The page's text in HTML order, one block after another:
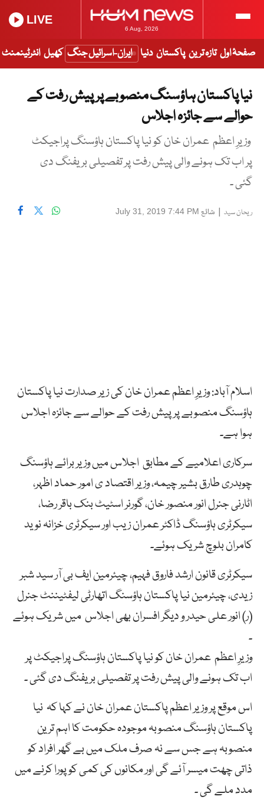
6 Aug, 2026
LIVE
صفحۂ اول تازہ ترین پاکستان دنیا ایران-اسرائیل جنگ کھیل انٹرٹینمنٹ
نیا پاکستان ہاؤسنگ منصوبے پر پیش رفت کے
حوالے سے جائزہ اجلاس
وزیرِ اعظم عمران خان کو نیا پاکستان ہاؤسنگ پراجیکٹ
پر اب تک ہونے والی پیش رفت پر تفصیلی بریفنگ دی
گئی ۔
ریحان سید | شائع July 31, 2019 7:44 PM
اسلام آباد: وزیرِ اعظم عمران خان کی زیر صدارت نیا پاکستان
ہاؤسنگ منصوبے پر پیش رفت کے حوالے سے جائزہ اجلاس
ہوا ہے۔
سرکاری اعلامیے کے مطابق اجلاس میں وزیر برائے ہاؤسنگ
چوہدری طارق بشیر چیمہ، وزیر اقتصاد ی امور حماد اظہر،
اٹارنی جنرل انور منصور خان، گورنر اسٹیٹ بنک باقر رضا،
سیکرٹری ہاؤسنگ ڈاکٹر عمران زیب اور سیکرٹری خزانہ نوید
کامران بلوچ شریک ہوئے۔
سیکرٹری قانون ارشد فاروق فہیم، چیئرمین ایف بی آر سید شبر
زیدی، چیئرمین نیا پاکستان ہاؤسنگ اتھارٹی لیفٹیننٹ جنرل
(ر) انور علی حیدر و دیگر افسران بھی اجلاس میں شریک ہوئے
۔
وزیرِ اعظم عمران خان کو نیا پاکستان ہاؤسنگ پراجیکٹ پر
اب تک ہونے والی پیش رفت پر تفصیلی بریفنگ دی گئی ۔
اس موقع پر وزیر اعظم پاکستان عمران خان نے کہا کہ نیا
پاکستان ہاؤسنگ منصوبہ موجودہ حکومت کا اہم ترین
منصوبہ ہے جس سے نہ صرف ملک میں بے گھر افراد کو
ذاتی چھت میسر آئے گی اور مکانوں کی کمی کو پورا کرنے میں
مدد ملے گی ۔